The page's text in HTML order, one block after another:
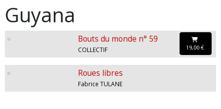
Guyana
Bouts du monde n° 59
COLLECTIF 19,00 €
Roues libres
Fabrice TULANE